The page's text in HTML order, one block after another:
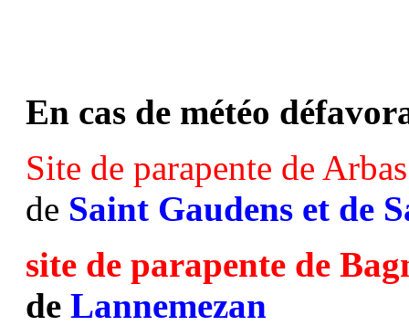
En cas de météo
Site de parapente de Arbas
de Saint Gaudens et de
site de parapente de
de Lannemezan